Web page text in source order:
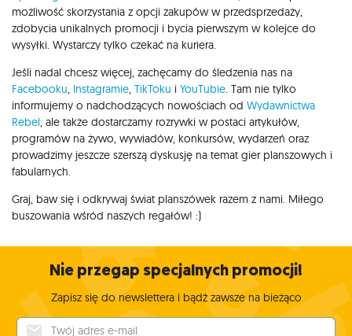
możliwość skorzystania z opcji zakupów w przedsprzedaży,
zdobycia unikalnych promocji i bycia pierwszym w kolejce do
wysyłki. Wystarczy tylko czekać na kuriera.
Jeśli nadal chcesz więcej, zachęcamy do śledzenia nas na
Facebooku Instagramie TikToku i YouTubie . Tam nie tylko
informujemy o nadchodzących nowościach od Wydawnictwa
Rebel , ale także dostarczamy rozrywki w postaci artykułów,
programów na żywo, wywiadów, konkursów, wydarzeń oraz
prowadzimy jeszcze szerszą dyskusję na temat gier planszowych i
fabularnych.
Graj, baw się i odkrywaj świat planszówek razem z nami. Miłego
buszowania wśród naszych regałów! :)
Nie przegap specjalnych promocji!
Zapisz się do newslettera i bądź zawsze na bieżąco